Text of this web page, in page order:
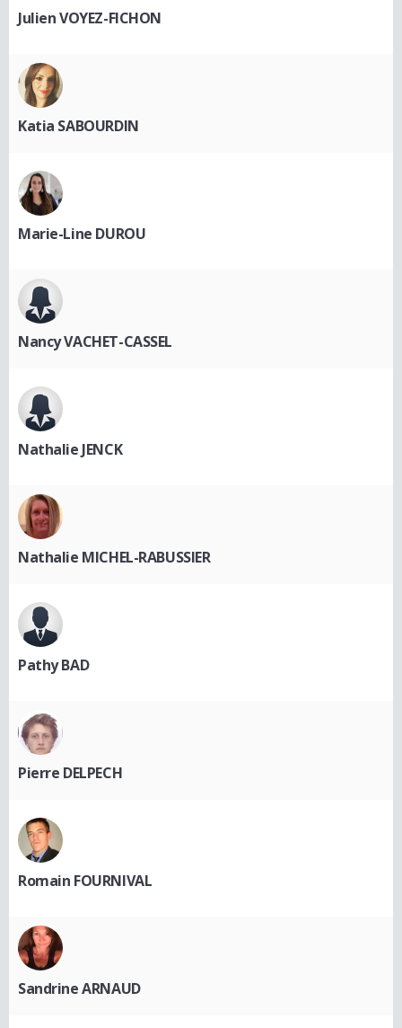
Julien VOYEZ-FICHON
Katia SABOURDIN
Marie-Line DUROU
Nancy VACHET-CASSEL
Nathalie JENCK
Nathalie MICHEL-RABUSSIER
Pathy BAD
Pierre DELPECH
Romain FOURNIVAL
Sandrine ARNAUD